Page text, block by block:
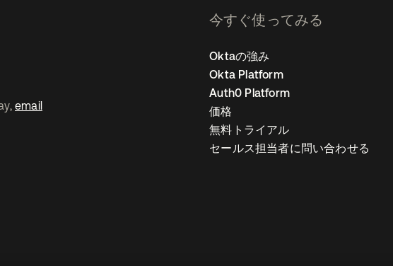
email
今すぐ使ってみる
Oktaの強み
Okta Platform
Auth0 Platform
価格
無料トライアル
セールス担当者に問い合わせる